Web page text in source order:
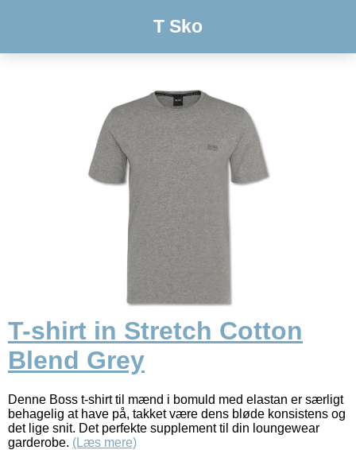
T Sko
T-shirt in Stretch Cotton
Blend Grey
Denne Boss t-shirt til mænd i bomuld med elastan er særligt
behagelig at have på, takket være dens bløde konsistens og
det lige snit. Det perfekte supplement til din loungewear
garderobe. (Læs mere)